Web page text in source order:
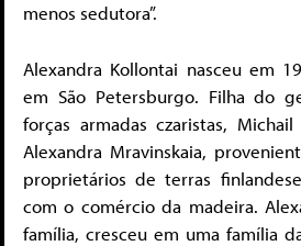
menos sedutora”.
Alexandra Kollontai nasceu em
em São Petersburgo. Filha do
forças armadas czaristas,
Alexandra Mravinskaia,
proprietários de terras
com o comércio da madeira.
família, cresceu em uma família